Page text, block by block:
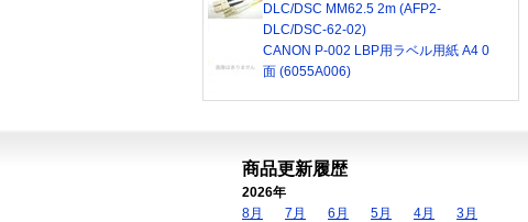
DLC/DSC MM62.5 2m (AFP2-
DLC/DSC-62-02)
CANON P-002 LBP用ラベル用紙 A4 0
面 (6055A006)
商品更新履歴
2026年
8月
7月 6月 5月 4月
3月